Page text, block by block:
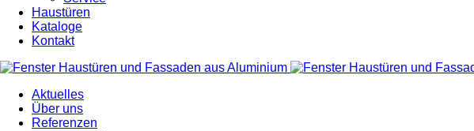
Haustüren
Kataloge
Kontakt
Aktuelles
Über uns
Referenzen